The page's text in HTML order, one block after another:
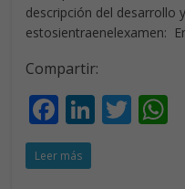
descripción del desarrollo
estosientraenelexamen:
Compartir:
F
ac
e
Li T
Leer más